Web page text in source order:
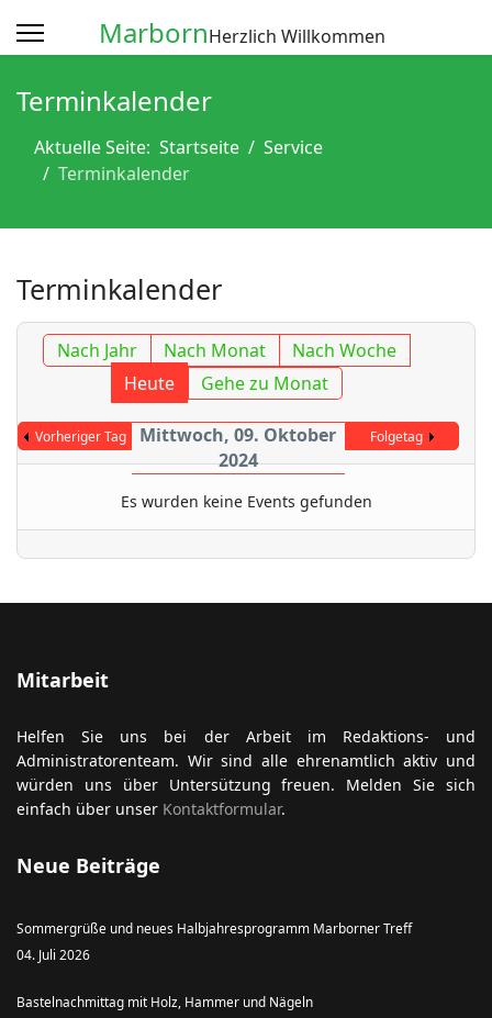
MarbornHerzlich Willkommen
Terminkalender
Aktuelle Seite: Startseite
Service
Terminkalender
Terminkalender
Nach Jahr Nach Monat
Nach Woche
Heute
Gehe zu Monat
Vorheriger Tag
Mittwoch, 09. Oktober
2024
Folgetag
Es wurden keine Events gefunden
Mitarbeit
Helfen Sie uns bei der Arbeit im Redaktions- und
Administratorenteam. Wir sind alle ehrenamtlich aktiv und
würden uns über Untersützung freuen. Melden Sie sich
einfach über unser Kontaktformular.
Neue Beiträge
Sommergrüße und neues Halbjahresprogramm Marborner Treff
04. Juli 2026
Bastelnachmittag mit Holz, Hammer und Nägeln